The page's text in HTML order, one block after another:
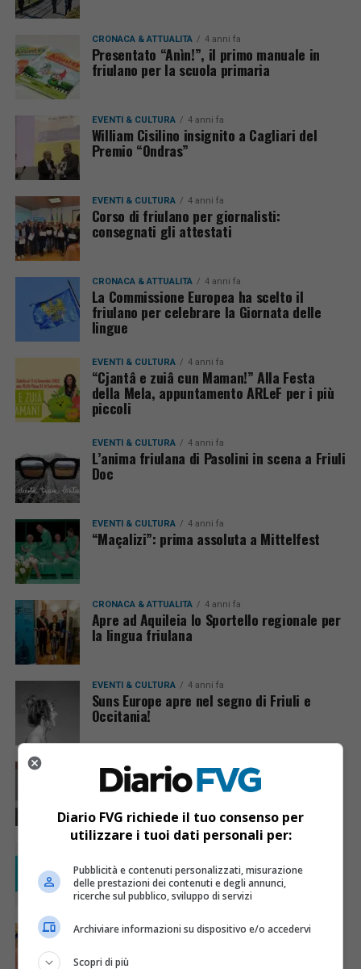
CRONACA & ATTUALITÀ 4 anni fa
Presentato “Anìn!”, il primo manuale in
friulano per la scuola primaria
EVENTI & CULTURA 4 anni fa
William Cisilino insignito a Cagliari del
Premio “Ondras”
EVENTI & CULTURA 4 anni fa
Corso di friulano per giornalisti:
consegnati gli attestati
CRONACA & ATTUALITÀ 4 anni fa
La Commissione Europea ha scelto il
friulano per celebrare la Giornata delle
lingue
EVENTI & CULTURA 4 anni fa
“Cjantâ e zuiâ cun Maman!” Alla Festa
della Mela, appuntamento ARLeF per i più
piccoli
EVENTI & CULTURA 4 anni fa
L’anima friulana di Pasolini in scena a Friuli
Doc
EVENTI & CULTURA 4 anni fa
“Maçalizi”: prima assoluta a Mittelfest
CRONACA & ATTUALITÀ 4 anni fa
Apre ad Aquileia lo Sportello regionale per
la lingua friulana
EVENTI & CULTURA 4 anni fa
Suns Europe apre nel segno di Friuli e
Occitania!
EVENTI & CULTURA 4 anni fa
Suns Europe: presentata l’ottava edizione
4 anni fa
Lanciato il bando per individuare i
certificatori del friulano
CRONACA & ATTUALITÀ 4 anni fa
Scuola: crescono le adesioni alla lingua
friulana
Diario FVG richiede il tuo consenso per
utilizzare i tuoi dati personali per:
Pubblicità e contenuti personalizzati, misurazione
delle prestazioni dei contenuti e degli annunci,
ricerche sul pubblico, sviluppo di servizi
Archiviare informazioni su dispositivo e/o accedervi
Scopri di più